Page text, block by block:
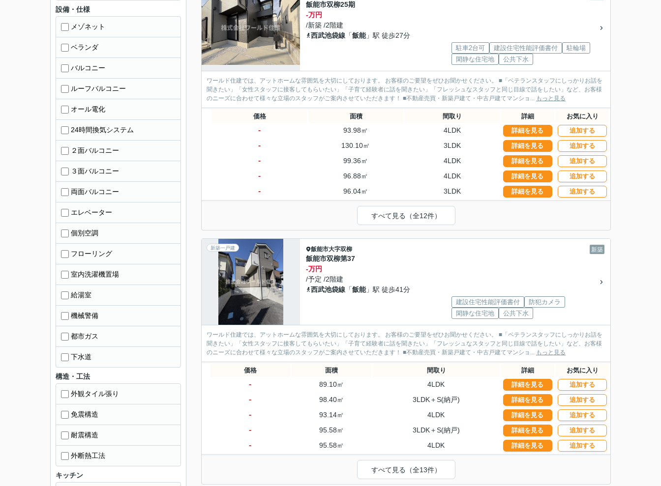
飯能市双柳25期
-万円
/新築 /2階建
西武池袋線 「飯能」駅 徒歩27分
駐車2台可 建設住宅性能評価書付
駐輪場
閑静な住宅地
公共下水
ワールド住建では、アットホームな雰囲気を大切にしております。 お客様のご要望をぜひお聞かせください。 ■「ベテランスタッフにしっかりお話を
聞きたい」「女性スタッフに接客してもらいたい」「子育て経験者に話を聞きたい」「フレッシュなスタッフと同じ目線で話をしたい」など、お客様
のニーズに合わせて様々な立場のスタッフがご案内させていただきます！ ■不動産売買・新築戸建て・中古戸建てマンショ... もっと見る
価格 面積 間取り 詳細 お気に入り
- 93.98㎡ 4LDK 詳細を見る 追加する
- 130.10㎡ 3LDK 詳細を見る 追加する
- 99.36㎡ 4LDK 詳細を見る 追加する
- 96.88㎡ 4LDK 詳細を見る 追加する
- 96.04㎡ 3LDK 詳細を見る 追加する
すべて見る（全12件）
新築一戸建 新築
飯能市大字双柳
飯能市双柳第37
-万円
/予定 /2階建
西武池袋線 「飯能」駅 徒歩41分
建設住宅性能評価書付
防犯カメラ
閑静な住宅地
公共下水
ワールド住建では、アットホームな雰囲気を大切にしております。 お客様のご要望をぜひお聞かせください。 ■「ベテランスタッフにしっかりお話を
聞きたい」「女性スタッフに接客してもらいたい」「子育て経験者に話を聞きたい」「フレッシュなスタッフと同じ目線で話をしたい」など、お客様
のニーズに合わせて様々な立場のスタッフがご案内させていただきます！ ■不動産売買・新築戸建て・中古戸建てマンショ... もっと見る
価格 面積 間取り 詳細 お気に入り
- 89.10㎡ 4LDK 詳細を見る 追加する
- 98.40㎡ 3LDK＋S(納戸) 詳細を見る 追加する
- 93.14㎡ 4LDK 詳細を見る 追加する
- 95.58㎡ 3LDK＋S(納戸) 詳細を見る 追加する
- 95.58㎡ 4LDK 詳細を見る 追加する
すべて見る（全13件）
設備・仕様
メゾネット
ベランダ
バルコニー
ルーフバルコニー
オール電化
24時間換気システム
２面バルコニー
３面バルコニー
両面バルコニー
エレベーター
個別空調
フローリング
室内洗濯機置場
給湯室
機械警備
都市ガス
下水道
構造・工法
外観タイル張り
免震構造
耐震構造
外断熱工法
キッチン